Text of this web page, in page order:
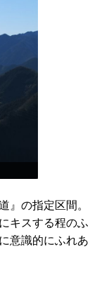
』の指定区間。
キスする程のふ
意識的にふれあ